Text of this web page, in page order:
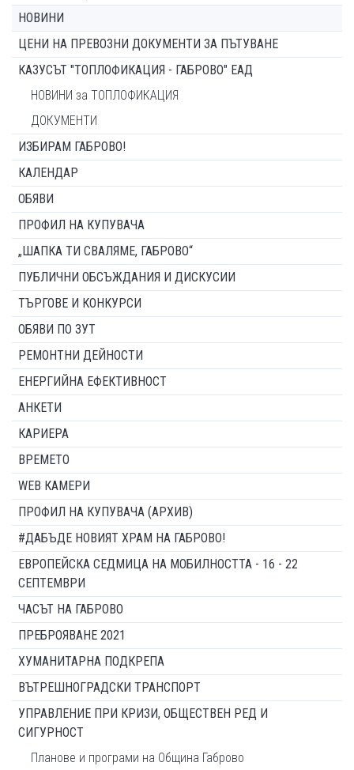
НОВИНИ
ЦЕНИ НА ПРЕВОЗНИ ДОКУМЕНТИ ЗА ПЪТУВАНЕ
КАЗУСЪТ "ТОПЛОФИКАЦИЯ - ГАБРОВО" ЕАД
НОВИНИ за ТОПЛОФИКАЦИЯ
ДОКУМЕНТИ
ИЗБИРАМ ГАБРОВО!
КАЛЕНДАР
ОБЯВИ
ПРОФИЛ НА КУПУВАЧА
„ШАПКА ТИ СВАЛЯМЕ, ГАБРОВО“
ПУБЛИЧНИ ОБСЪЖДАНИЯ И ДИСКУСИИ
ТЪРГОВЕ И КОНКУРСИ
ОБЯВИ ПО ЗУТ
РЕМОНТНИ ДЕЙНОСТИ
ЕНЕРГИЙНА ЕФЕКТИВНОСТ
АНКЕТИ
КАРИЕРА
ВРЕМЕТО
WEB КАМЕРИ
ПРОФИЛ НА КУПУВАЧА (АРХИВ)
#ДАБЪДЕ НОВИЯТ ХРАМ НА ГАБРОВО!
ЕВРОПЕЙСКА СЕДМИЦА НА МОБИЛНОСТТА - 16 - 22
СЕПТЕМВРИ
ЧАСЪТ НА ГАБРОВО
ПРЕБРОЯВАНЕ 2021
ХУМАНИТАРНА ПОДКРЕПА
ВЪТРЕШНОГРАДСКИ ТРАНСПОРТ
УПРАВЛЕНИЕ ПРИ КРИЗИ, ОБЩЕСТВЕН РЕД И
СИГУРНОСТ
Планове и програми на Община Габрово